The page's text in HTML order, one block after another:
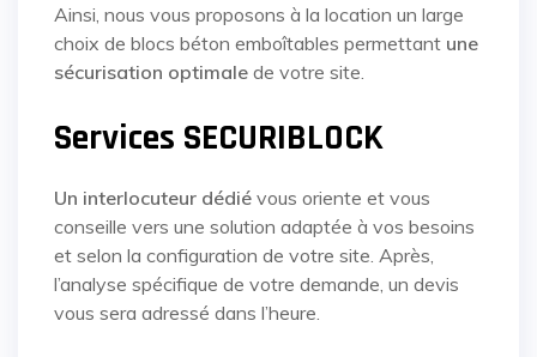
Ainsi, nous vous proposons à la location un large
choix de blocs béton emboîtables permettant une
sécurisation optimale de votre site.
Services SECURIBLOCK
Un interlocuteur dédié vous oriente et vous
conseille vers une solution adaptée à vos besoins
et selon la configuration de votre site. Après,
l’analyse spécifique de votre demande, un devis
vous sera adressé dans l’heure.